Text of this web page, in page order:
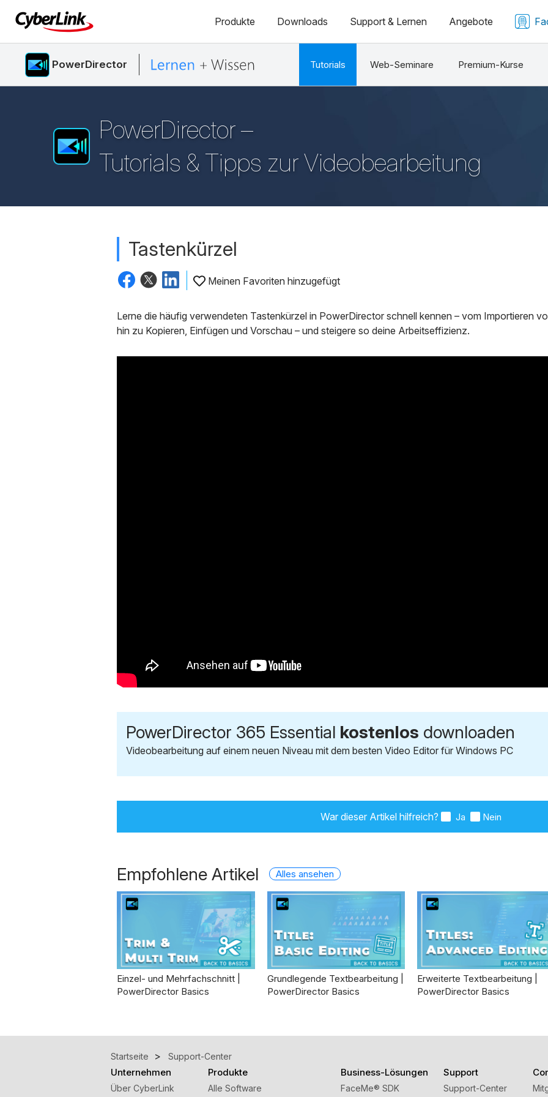
Produkte Downloads Support & Lernen Angebote
PowerDirector Tutorials Web-Seminare Premium-Kurse
PowerDirector –
Tutorials & Tipps zur Videobearbeitung
Tastenkürzel
Meinen Favoriten hinzugefügt
Lerne die häufig verwendeten Tastenkürzel in PowerDirector schnell kennen – vom Importieren
hin zu Kopieren, Einfügen und Vorschau – und steigere so deine Arbeitseffizienz.
PowerDirector 365 Essential kostenlos downloaden
Videobearbeitung auf einem neuen Niveau mit dem besten Video Editor für Windows PC
War dieser Artikel hilfreich? Ja Nein
Empfohlene Artikel Alles ansehen
Einzel- und Mehrfachschnitt |
PowerDirector Basics
Grundlegende Textbearbeitung |
PowerDirector Basics
Erweiterte Textbearbeitung |
PowerDirector Basics
Startseite Support-Center
Unternehmen
Über CyberLink
Produkte
Alle Software
Business-Lösungen
FaceMe® SDK
Support
Support-Center